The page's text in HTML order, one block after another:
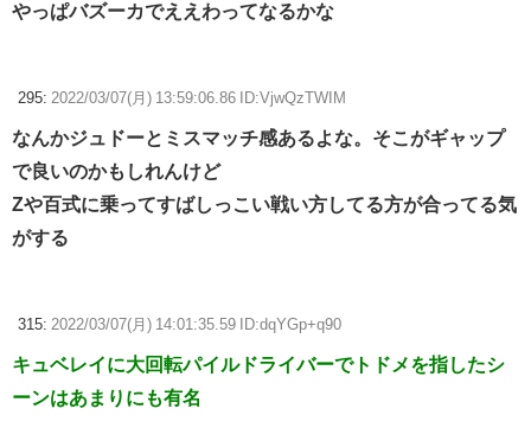
やっぱバズーカでええわってなるかな
295: 2022/03/07(月) 13:59:06.86 ID:VjwQzTWIM
なんかジュドーとミスマッチ感あるよな。そこがギャップ
で良いのかもしれんけど
Zや百式に乗ってすばしっこい戦い方してる方が合ってる気
がする
315: 2022/03/07(月) 14:01:35.59 ID:dqYGp+q90
キュベレイに大回転パイルドライバーでトドメを指したシ
ーンはあまりにも有名